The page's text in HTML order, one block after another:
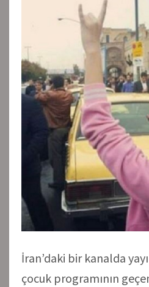
İran’daki bir kanalda
çocuk programının